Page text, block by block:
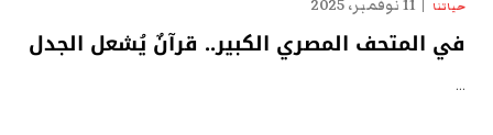
حياتنا 11 نوفمبر، 2025
في المتحف المصري الكبير.. قرآنٌ يُشعل الجدل
…